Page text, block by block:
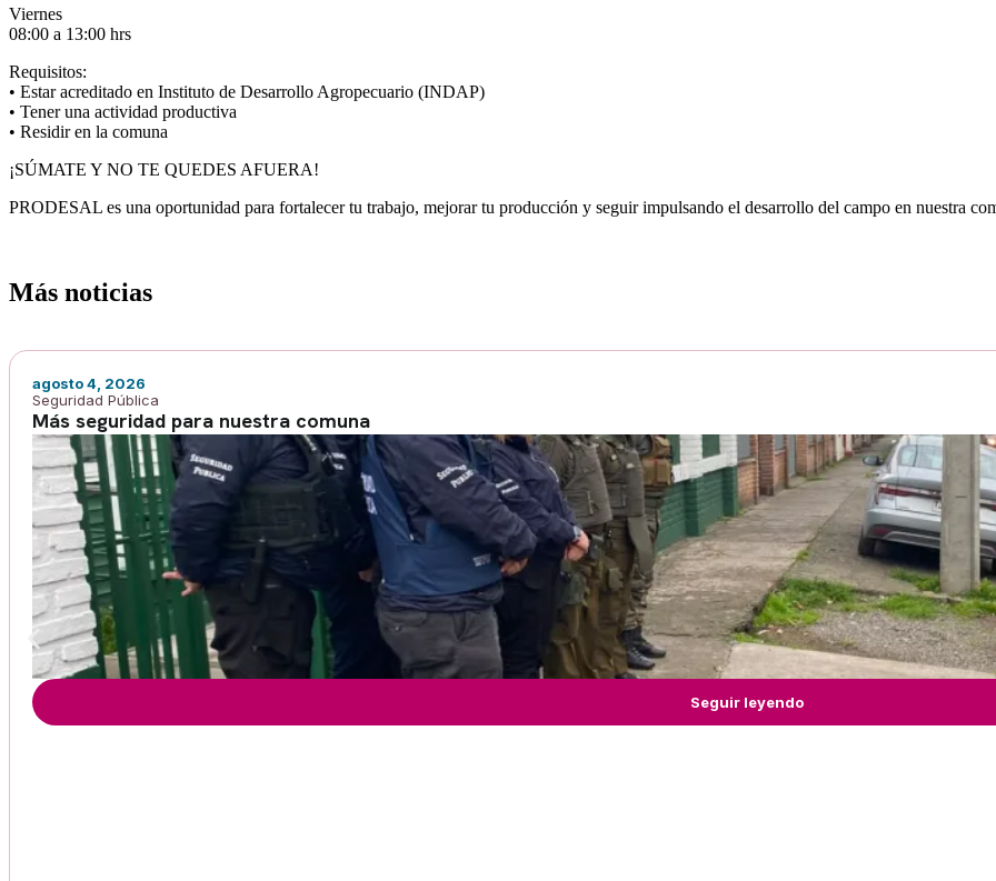
Viernes
08:00 a 13:00 hrs
Requisitos:
• Estar acreditado en Instituto de Desarrollo Agropecuario (INDAP)
• Tener una actividad productiva
• Residir en la comuna
¡SÚMATE Y NO TE QUEDES AFUERA!
PRODESAL es una oportunidad para fortalecer tu trabajo, mejorar tu producción y seguir impulsando el desarrollo del campo en nuestra
Más noticias
agosto 4, 2026
Seguridad Pública
Más seguridad para nuestra comuna
Seguir leyendo